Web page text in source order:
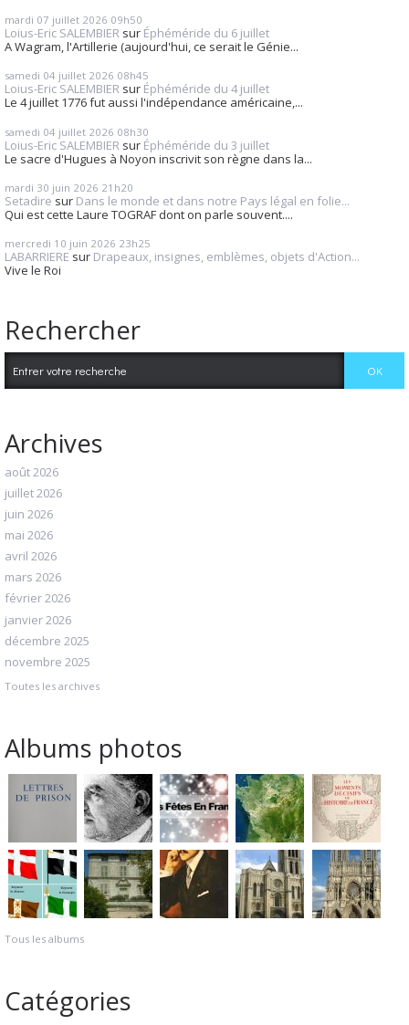
mardi 07 juillet 2026 09h50
Loius-Eric SALEMBIER sur Éphéméride du 6 juillet
A Wagram, l'Artillerie (aujourd'hui, ce serait le Génie...
samedi 04 juillet 2026 08h45
Loius-Eric SALEMBIER sur Éphéméride du 4 juillet
Le 4 juillet 1776 fut aussi l'indépendance américaine,...
samedi 04 juillet 2026 08h30
Loius-Eric SALEMBIER sur Éphéméride du 3 juillet
Le sacre d'Hugues à Noyon inscrivit son règne dans la...
mardi 30 juin 2026 21h20
Setadire sur Dans le monde et dans notre Pays légal en folie...
Qui est cette Laure TOGRAF dont on parle souvent....
mercredi 10 juin 2026 23h25
LABARRIERE sur Drapeaux, insignes, emblèmes, objets d'Action...
Vive le Roi
Rechercher
Archives
août 2026
juillet 2026
juin 2026
mai 2026
avril 2026
mars 2026
février 2026
janvier 2026
décembre 2025
novembre 2025
Toutes les archives
Albums photos
Tous les albums
Catégories